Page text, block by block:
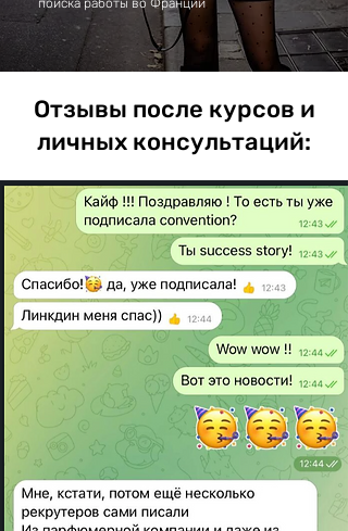
поиска работы во Франции
Отзывы после курсов и
личных консультаций: